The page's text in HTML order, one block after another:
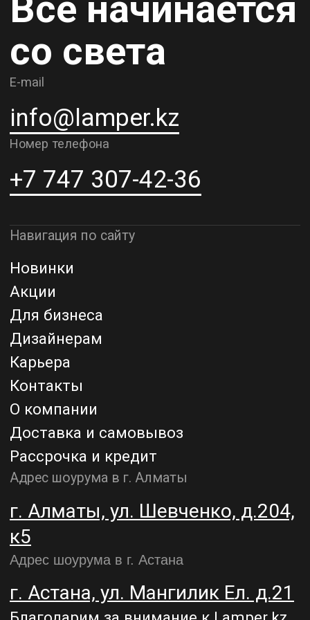
Контакты
О компании
Доставка и самовывоз
Рассрочка и кредит
Адрес шоурума в г. Алматы
к5
Адрес шоурума в г. Астана
Благодарим за внимание к Lamper.kz.
До встречи в ваших будущих
ТОО "Lamper PROD". Все права защищены ©
Политика конфиденциальности
Назад наверх